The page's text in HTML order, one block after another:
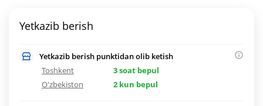
Yetkazib berish
Yetkazib berish punktidan olib ketish
Toshkent
3 soat bepul
O'zbekiston
2 kun bepul